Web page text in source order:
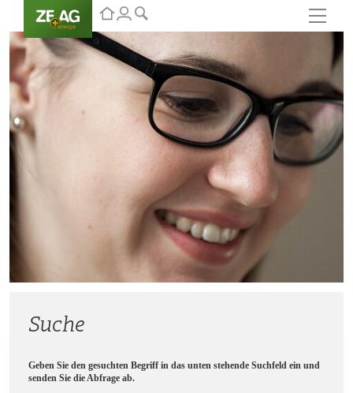
Suche
Geben Sie den gesuchten Begriff in das unten stehende Suchfeld ein und
senden Sie die Abfrage ab.